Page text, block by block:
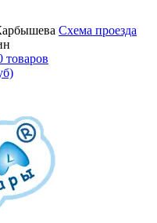
Схема проезда
товаров